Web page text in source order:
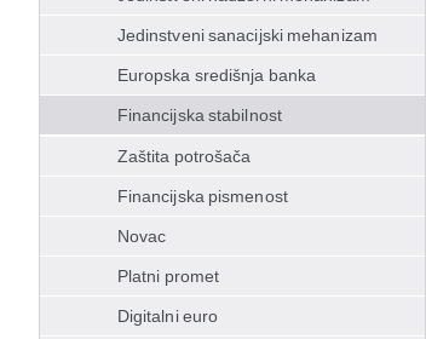
Jedinstveni sanacijski mehanizam
Europska središnja banka
Financijska stabilnost
Zaštita potrošača
Financijska pismenost
Novac
Platni promet
Digitalni euro